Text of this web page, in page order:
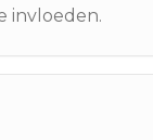
invloeden.